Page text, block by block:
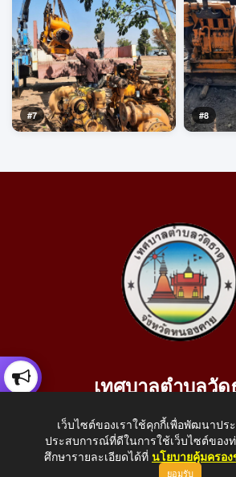
#7 #8
เทศบาลตำบลวั
อ.เมือง จ.หนองคาย
โทรศัพท์: 042-414758 โทรสาร:
เว็บไซต์ของเราใช้คุกกี้เพื่อพัฒนาปร
ประสบการณ์ที่ดีในการใช้เว็บไซต์ของ
ศึกษารายละเอียดได้ที่ นโยบายคุ้มครอ
ยอมรับ